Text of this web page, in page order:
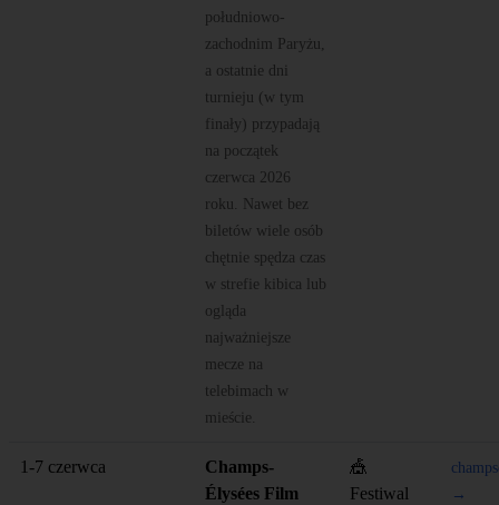
południowo-
zachodnim Paryżu,
a ostatnie dni
turnieju (w tym
finały) przypadają
na początek
czerwca 2026
roku. Nawet bez
biletów wiele osób
chętnie spędza czas
w strefie kibica lub
ogląda
najważniejsze
mecze na
telebimach w
mieście.
1-7 czerwca
Champs-
Élysées Film
🎪
Festiwal
→